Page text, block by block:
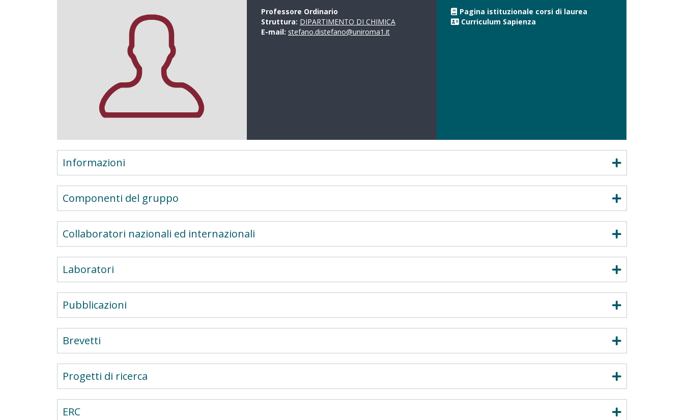
Professore Ordinario
Struttura: DIPARTIMENTO DI CHIMICA
E-mail: stefano.distefano@uniroma1.it
Pagina istituzionale corsi di laurea
Curriculum Sapienza
Informazioni
Componenti del gruppo
Collaboratori nazionali ed internazionali
Laboratori
Pubblicazioni
Brevetti
Progetti di ricerca
ERC